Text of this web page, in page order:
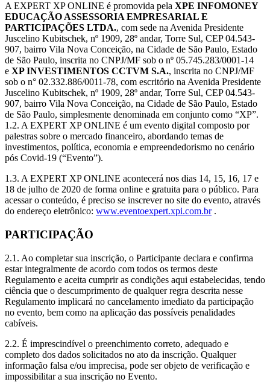
A EXPERT XP ONLINE é promovida pela XPE INFOMONEY
EDUCAÇÃO ASSESSORIA EMPRESARIAL E
PARTICIPAÇÕES LTDA., com sede na Avenida Presidente
Juscelino Kubitschek, nº 1909, 28º andar, Torre Sul, CEP 04.543-
907, bairro Vila Nova Conceição, na Cidade de São Paulo, Estado
de São Paulo, inscrita no CNPJ/MF sob o nº 05.745.283/0001-14
e XP INVESTIMENTOS CCTVM S.A., inscrita no CNPJ/MF
sob o n° 02.332.886/0011-78, com escritório na Avenida Presidente
Juscelino Kubitschek, nº 1909, 28º andar, Torre Sul, CEP 04.543-
907, bairro Vila Nova Conceição, na Cidade de São Paulo, Estado
de São Paulo, simplesmente denominada em conjunto como “XP”.
1.2. A EXPERT XP ONLINE é um evento digital composto por
palestras sobre o mercado financeiro, abordando temas de
investimentos, política, economia e empreendedorismo no cenário
pós Covid-19 (“Evento”).
1.3. A EXPERT XP ONLINE acontecerá nos dias 14, 15, 16, 17 e
18 de julho de 2020 de forma online e gratuita para o público. Para
acessar o conteúdo, é preciso se inscrever no site do evento, através
do endereço eletrônico: www.eventoexpert.xpi.com.br.
PARTICIPAÇÃO
2.1. Ao completar sua inscrição, o Participante declara e confirma
estar integralmente de acordo com todos os termos deste
Regulamento e aceita cumprir as condições aqui estabelecidas, tendo
ciência que o descumprimento de qualquer regra descrita nesse
Regulamento implicará no cancelamento imediato da participação
no evento, bem como na aplicação das possíveis penalidades
cabíveis.
2.2. É imprescindível o preenchimento correto, adequado e
completo dos dados solicitados no ato da inscrição. Qualquer
informação falsa e/ou imprecisa, pode ser objeto de verificação e
impossibilitar a sua inscrição no Evento.